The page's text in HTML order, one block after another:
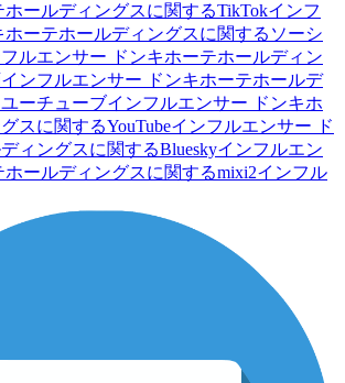
ホールディングスに関するTikTokインフ
ホーテホールディングスに関するソーシ
ルエンサー
ドンキホーテホールディン
ンフルエンサー
ドンキホーテホールデ
ーチューブインフルエンサー
ドンキホ
スに関するYouTubeインフルエンサー
ド
ィングスに関するBlueskyインフルエン
ホールディングスに関するmixi2インフル